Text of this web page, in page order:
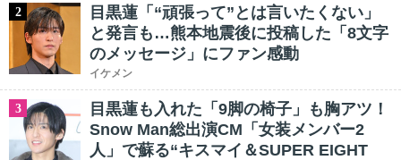
2
目黒蓮「“頑張って”とは言いたくない」
と発言も…熊本地震後に投稿した「8文字
のメッセージ」にファン感動
イケメン
3
目黒蓮も入れた「9脚の椅子」も胸アツ！
Snow Man総出演CM「女装メンバー2
人」で蘇る“キスマイ＆SUPER EIGHT